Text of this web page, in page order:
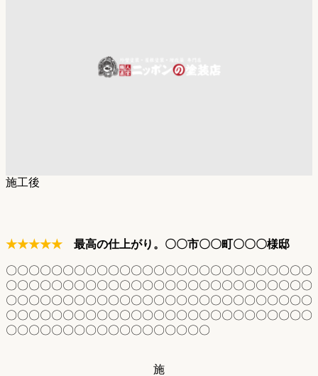
施工後
★★★★★ 最高の仕上がり。〇〇市〇〇町〇〇〇様邸
〇〇〇〇〇〇〇〇〇〇〇〇〇〇〇〇〇〇〇〇〇〇〇〇〇〇〇
〇〇〇〇〇〇〇〇〇〇〇〇〇〇〇〇〇〇〇〇〇〇〇〇〇〇〇
〇〇〇〇〇〇〇〇〇〇〇〇〇〇〇〇〇〇〇〇〇〇〇〇〇〇〇
〇〇〇〇〇〇〇〇〇〇〇〇〇〇〇〇〇〇〇〇〇〇〇〇〇〇〇
〇〇〇〇〇〇〇〇〇〇〇〇〇〇〇〇〇〇
施